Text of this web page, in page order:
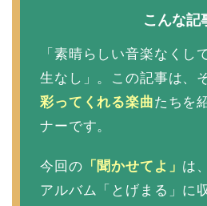
こんな記
「素晴らしい音楽なくし
生なし」。この記事は、
彩ってくれる楽曲たちを
ナーです。
今回の 「聞かせてよ」 は
アルバム「とげまる」に